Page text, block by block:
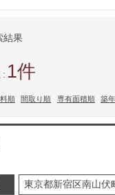
果
1
順 間取り順 専有面積順 築
東京都新宿区南山伏